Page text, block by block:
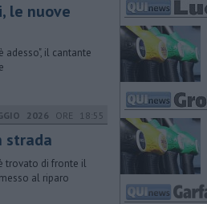
le nuove
il cantante
2026 ORE 18:55
strada
trovato di fronte il
al riparo